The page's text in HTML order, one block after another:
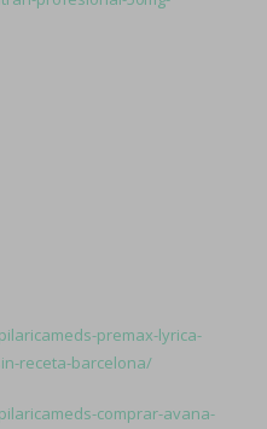
premax-lyrica-
receta-barcelona/
comprar-avana-